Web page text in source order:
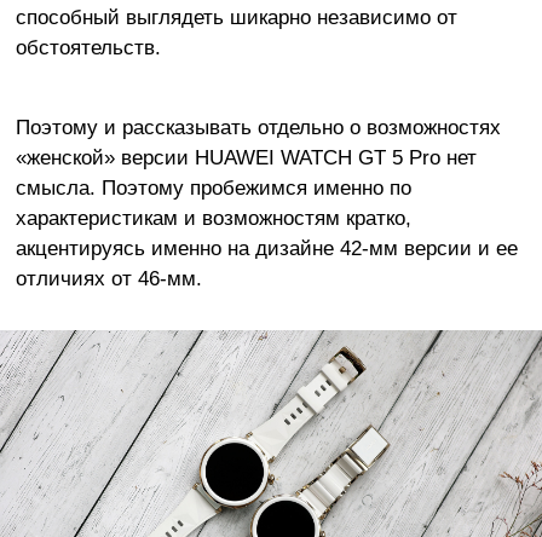
способный выглядеть шикарно независимо от
обстоятельств.
Поэтому и рассказывать отдельно о возможностях
«женской» версии HUAWEI WATCH GT 5 Pro нет
смысла. Поэтому пробежимся именно по
характеристикам и возможностям кратко,
акцентируясь именно на дизайне 42-мм версии и ее
отличиях от 46-мм.